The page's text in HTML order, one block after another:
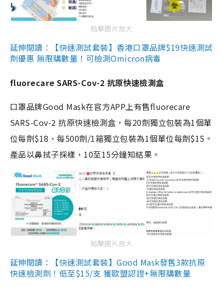
點擊圖片放大
延伸閱讀：【快速測試套裝】香港口罩品牌$19快速測試
劑優惠 無限購數量！可檢測Omicron病毒
fluorecare SARS-Cov-2 抗原快速檢測盒
口罩品牌Good Mask在官方APP上有售fluorecare
SARS-Cov-2 抗原快速檢測盒，每20劑獨立包裝為1個單
位每劑$18、每500劑/1箱獨立包裝為1個單位每劑$15。
產品以鼻拭子採樣，10至15分鐘知結果。
點擊圖片放大
延伸閱讀：【快速測試套裝】Good Mask發售3款抗原
快速檢測劑！低至$15/支 獲歐盟認證+無限購數量